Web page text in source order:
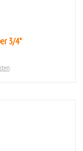
3/4"